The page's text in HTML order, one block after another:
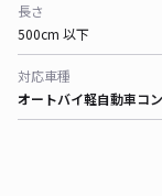
長さ
500cm 以下
対応車種
オートバイ軽自動車コ